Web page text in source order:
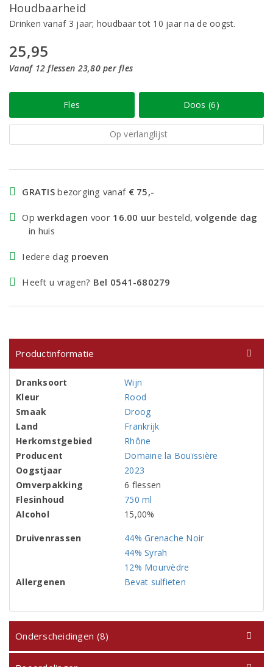
Houdbaarheid
Drinken vanaf 3 jaar; houdbaar tot 10 jaar na de oogst.
25,95
Vanaf 12 flessen 23,80 per fles
Fles Doos (6)
Op verlanglijst
GRATIS bezorging vanaf € 75,-
Opwerkdagen voor 16.00 uur besteld,volgende dag
in huis
Iedere dag proeven
Heeft u vragen? Bel 0541-680279
Productinformatie
Dranksoort
Wijn
Kleur
Rood
Smaak
Droog
Land
Frankrijk
Herkomstgebied
Rhône
Producent
Domaine la Bouïssière
Oogstjaar
2023
Omverpakking
6 flessen
Flesinhoud
750 ml
Alcohol
15,00%
Druivenrassen
44% Grenache Noir
44% Syrah
12% Mourvèdre
Allergenen
Bevat sulfieten
Onderscheidingen (8)